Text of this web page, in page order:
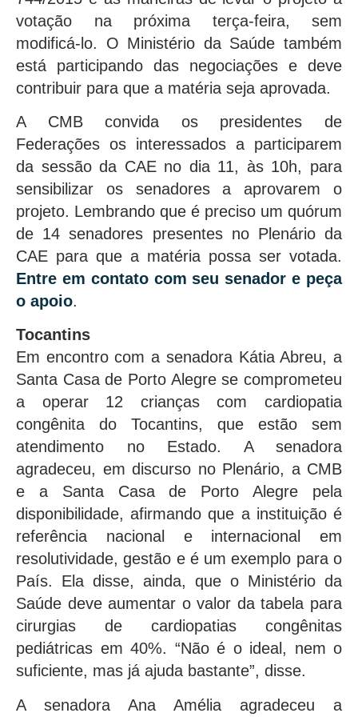
votação na próxima terça-feira, sem
modificá-lo. O Ministério da Saúde também
está participando das negociações e deve
contribuir para que a matéria seja aprovada.
A CMB convida os presidentes de
Federações os interessados a participarem
da sessão da CAE no dia 11, às 10h, para
sensibilizar os senadores a aprovarem o
projeto. Lembrando que é preciso um quórum
de 14 senadores presentes no Plenário da
CAE para que a matéria possa ser votada.
Entre em contato com seu senador e peça
o apoio.
Tocantins
Em encontro com a senadora Kátia Abreu, a
Santa Casa de Porto Alegre se comprometeu
a operar 12 crianças com cardiopatia
congênita do Tocantins, que estão sem
atendimento no Estado. A senadora
agradeceu, em discurso no Plenário, a CMB
e a Santa Casa de Porto Alegre pela
disponibilidade, afirmando que a instituição é
referência nacional e internacional em
resolutividade, gestão e é um exemplo para o
País. Ela disse, ainda, que o Ministério da
Saúde deve aumentar o valor da tabela para
cirurgias de cardiopatias congênitas
pediátricas em 40%. “Não é o ideal, nem o
suficiente, mas já ajuda bastante”, disse.
A senadora Ana Amélia agradeceu a